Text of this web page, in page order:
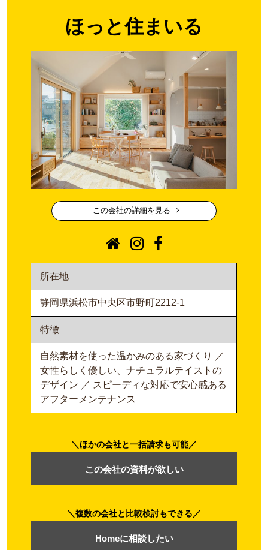
ほっと住まいる
この会社の詳細を見る
所在地
静岡県浜松市中央区市野町2212-1
特徴
自然素材を使った温かみのある家づくり ／
女性らしく優しい、ナチュラルテイストの
デザイン ／ スピーディな対応で安心感ある
アフターメンテナンス
複数の会社と比較検討もできる
Homeに相談したい
ほかの会社と一括請求も可能
この会社の資料が欲しい